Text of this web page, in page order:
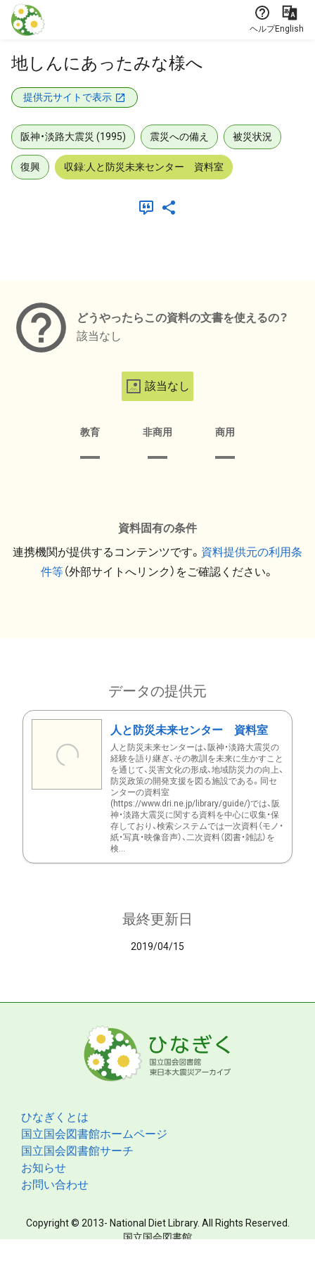
本文に飛ぶ
ヘルプEnglish
地しんにあったみな様へ
提供元サイトで表示
阪神・淡路大震災 (1995) 震災への備え 被災状況
復興 収録:人と防災未来センター 資料室
どうやったらこの資料の文書を使えるの？
該当なし
該当なし
教育 非商用 商用
資料固有の条件
連携機関が提供するコンテンツです。 資料提供元の利用条
件等（外部サイトへリンク）をご確認ください。
データの提供元
人と防災未来センター 資料室
人と防災未来センターは、阪神・淡路大震災の
経験を語り継ぎ、その教訓を未来に生かすこと
を通じて、災害文化の形成、地域防災力の向上、
防災政策の開発支援を図る施設である。同セ
ンターの資料室
(https://www.dri.ne.jp/library/guide/)では、阪
神・淡路大震災に関する資料を中心に収集・保
存しており、検索システムでは一次資料（モノ・
紙・写真・映像音声）、二次資料（図書・雑誌）を
検...
最終更新日
2019/04/15
ひなぎくとは
国立国会図書館ホームページ
国立国会図書館サーチ
お知らせ
お問い合わせ
Copyright © 2013- National Diet Library. All Rights Reserved.